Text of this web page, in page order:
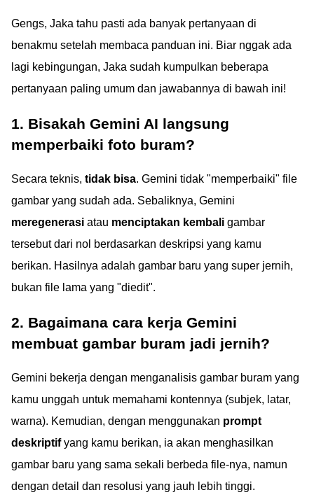
Gengs, Jaka tahu pasti ada banyak pertanyaan di
benakmu setelah membaca panduan ini. Biar nggak ada
lagi kebingungan, Jaka sudah kumpulkan beberapa
pertanyaan paling umum dan jawabannya di bawah ini!
1. Bisakah Gemini AI langsung
memperbaiki foto buram?
Secara teknis, tidak bisa. Gemini tidak "memperbaiki" file
gambar yang sudah ada. Sebaliknya, Gemini
meregenerasi atau menciptakan kembali gambar
tersebut dari nol berdasarkan deskripsi yang kamu
berikan. Hasilnya adalah gambar baru yang super jernih,
bukan file lama yang "diedit".
2. Bagaimana cara kerja Gemini
membuat gambar buram jadi jernih?
Gemini bekerja dengan menganalisis gambar buram yang
kamu unggah untuk memahami kontennya (subjek, latar,
warna). Kemudian, dengan menggunakan prompt
deskriptifyang kamu berikan, ia akan menghasilkan
gambar baru yang sama sekali berbeda file-nya, namun
dengan detail dan resolusi yang jauh lebih tinggi.